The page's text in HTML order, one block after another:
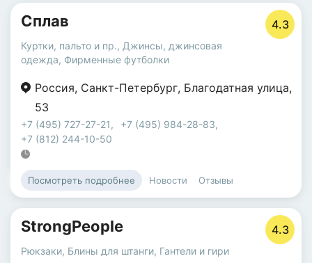
Сплав 4.3
Куртки, пальто и пр., Джинсы, джинсовая
одежда, Фирменные футболки
Россия, Санкт-Петербург, Благодатная улица,
53
+7 (495) 727-27-21, +7 (495) 984-28-83,
+7 (812) 244-10-50
Посмотреть подробнее Новости Отзывы
StrongPeople 4.3
Рюкзаки, Блины для штанги, Гантели и гири